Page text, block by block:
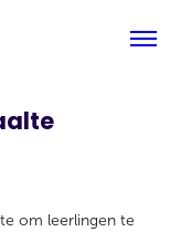
om leerlingen te